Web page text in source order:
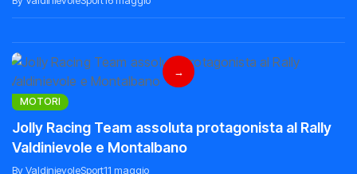
→
MOTORI
Jolly Racing Team assoluta protagonista al Rally
Valdinievole e Montalbano
By ValdinievoleSport11 maggio